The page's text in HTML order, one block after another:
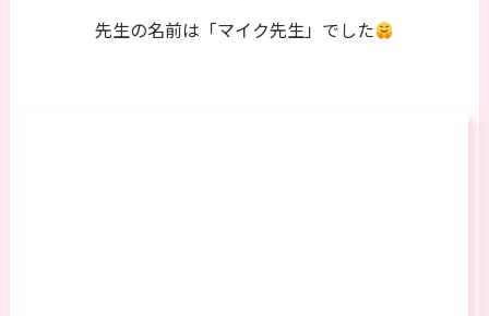
先生の名前は「マイク先生」でした